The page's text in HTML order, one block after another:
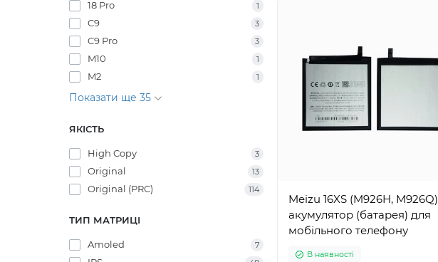
18 Pro 1
C9 3
C9 Pro 3
M10 1
M2 1
Показати ще 35
ЯКІСТЬ
High Copy 3
Original 13
Original (PRC) 114
ТИП МАТРИЦІ
Amoled 7
Meizu 16XS (M926H, M926Q)
акумулятор (батарея) для
мобільного телефону
В наявності